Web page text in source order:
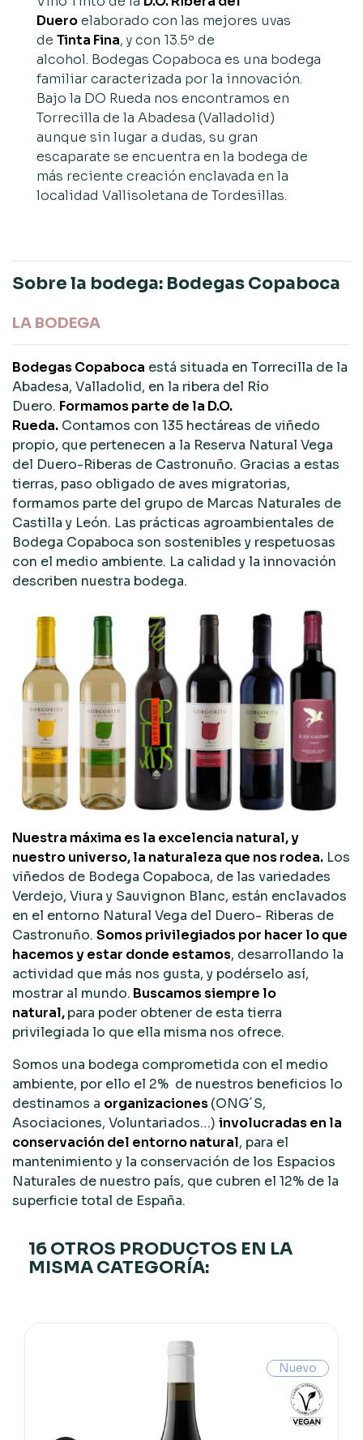
Dueroelaborado con las mejores uvas
de Tinta Fina, y con 13.5º de
alcohol. Bodegas Copaboca es una bodega
familiar caracterizada por la innovación.
Bajo la DO Rueda nos encontramos en
Torrecilla de la Abadesa (Valladolid)
aunque sin lugar a dudas, su gran
escaparate se encuentra en la bodega de
más reciente creación enclavada en la
localidad Vallisoletana de Tordesillas.
Sobre la bodega: Bodegas Copaboca
LA BODEGA
Bodegas Copaboca está situada en Torrecilla de la
Abadesa, Valladolid, en la ribera del Río
Duero. Formamos parte de la D.O.
Rueda. Contamos con 135 hectáreas de viñedo
propio, que pertenecen a la Reserva Natural Vega
del Duero-Riberas de Castronuño. Gracias a estas
tierras, paso obligado de aves migratorias,
formamos parte del grupo de Marcas Naturales de
Castilla y León. Las prácticas agroambientales de
Bodega Copaboca son sostenibles y respetuosas
con el medio ambiente. La calidad y la innovación
describen nuestra bodega.
Nuestra máxima es la excelencia natural, y
nuestro universo, la naturaleza que nos rodea. Los
viñedos de Bodega Copaboca, de las variedades
Verdejo, Viura y Sauvignon Blanc, están enclavados
en el entorno Natural Vega del Duero- Riberas de
Castronuño. Somos privilegiados por hacer lo que
hacemos y estar donde estamos, desarrollando la
actividad que más nos gusta, y podérselo así,
mostrar al mundo. Buscamos siempre lo
natural,para poder obtener de esta tierra
privilegiada lo que ella misma nos ofrece.
Somos una bodega comprometida con el medio
ambiente, por ello el 2% de nuestros beneficios lo
destinamos a organizaciones(ONG´S,
Asociaciones, Voluntariados…) involucradas en la
conservación del entorno natural, para el
mantenimiento y la conservación de los Espacios
Naturales de nuestro país, que cubren el 12% de la
superficie total de España.
16 OTROS PRODUCTOS EN LA
MISMA CATEGORÍA:
Nuevo